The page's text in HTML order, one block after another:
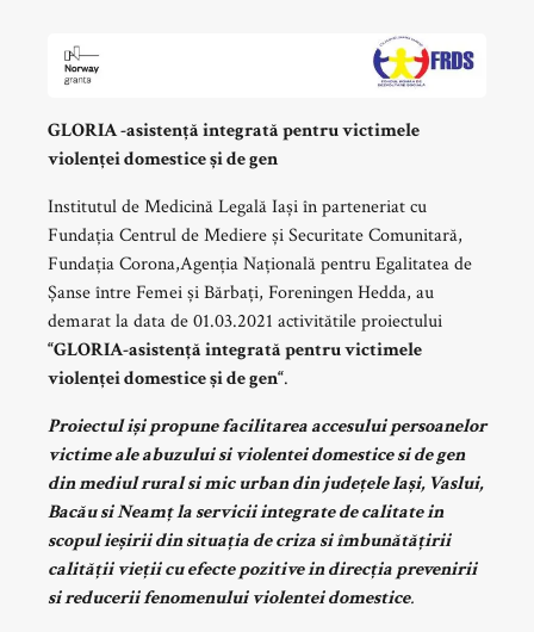
GLORIA -asistență integrată pentru victimele
violenței domestice și de gen
Institutul de Medicină Legală Iași în parteneriat cu
Fundația Centrul de Mediere și Securitate Comunitară,
Fundația Corona,Agenția Națională pentru Egalitatea de
Șanse între Femei și Bărbați, Foreningen Hedda, au
demarat la data de 01.03.2021 activitătile proiectului
“GLORIA-asistență integrată pentru victimele
violenței domestice și de gen“.
Proiectul iși propune facilitarea accesului persoanelor
victime ale abuzului si violentei domestice si de gen
din mediul rural si mic urban din județele Iași, Vaslui,
Bacău si Neamț la servicii integrate de calitate in
scopul ieșirii din situația de criza si îmbunătățirii
calității vieții cu efecte pozitive in direcția prevenirii
si reducerii fenomenului violentei domestice.